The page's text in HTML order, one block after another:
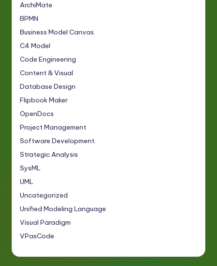
ArchiMate
BPMN
Business Model Canvas
C4 Model
Code Engineering
Content & Visual
Database Design
Flipbook Maker
OpenDocs
Project Management
Software Development
Strategic Analysis
SysML
UML
Uncategorized
Unified Modeling Language
Visual Paradigm
VPasCode